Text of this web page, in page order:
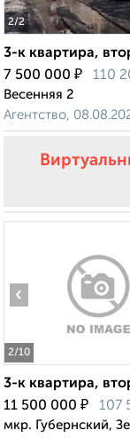
2/2
3-к квартира,
7 500 000 ₽ 110
Весенняя 2
Агентство,
2/10
‹
3-к квартира,
11 500 000 ₽ 107
мкр. Губернский,